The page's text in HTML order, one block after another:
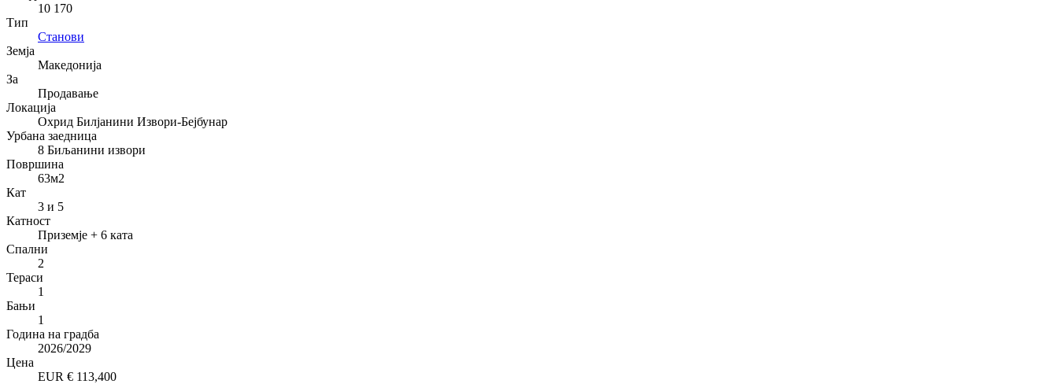
10 170
Тип
Станови
Земја
Македонија
За
Продавање
Локација
Охрид Билјанини Извори-Бејбунар
Урбана заедница
8 Биљанини извори
Површина
63м2
Кат
3 и 5
Катност
Приземје + 6 ката
Спални
2
Тераси
1
Бањи
1
Година на градба
2026/2029
Цена
EUR € 113,400